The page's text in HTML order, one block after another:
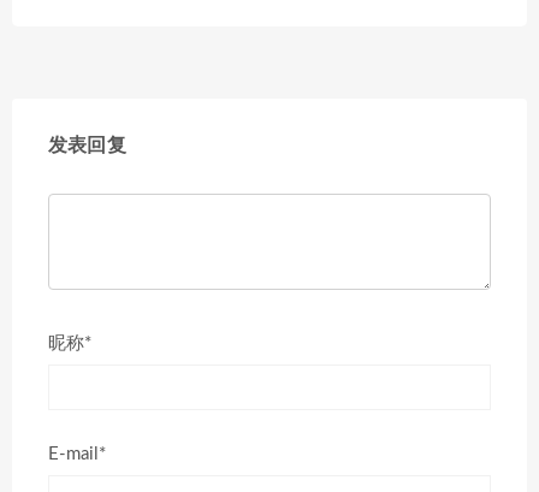
发表回复
昵称*
E-mail*